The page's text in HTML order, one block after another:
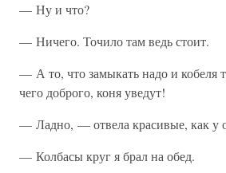
— Ну и что?
— Ничего. Точило там ведь стоит.
— А то, что замыкать надо и кобеля
чего доброго, коня уведут!
— Ладно, — отвела красивые, как у
— Колбасы круг я брал на обед.